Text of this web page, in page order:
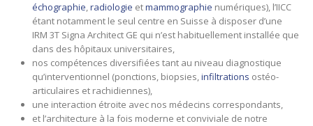
échographie,radiologie etmammographie numériques), l’IICC
étant notamment le seul centre en Suisse à disposer d’une
IRM 3T Signa Architect GE qui n’est habituellement installée que
dans des hôpitaux universitaires,
nos compétences diversifiées tant au niveau diagnostique
qu’interventionnel (ponctions, biopsies,infiltrations ostéo-
articulaires et rachidiennes),
une interaction étroite avec nos médecins correspondants,
et l’architecture à la fois moderne et conviviale de notre